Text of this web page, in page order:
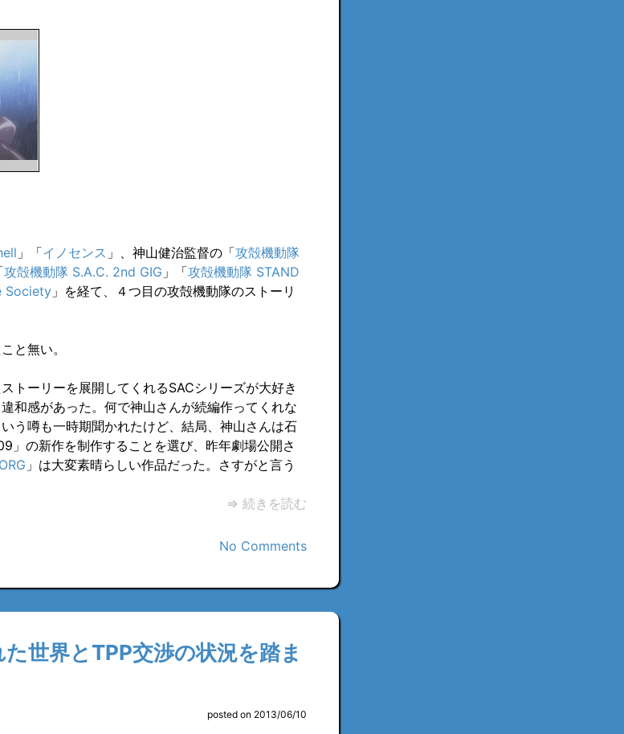
」「イノセンス 」、神山健治監督の「攻殻機動隊
攻殻機動隊 S.A.C. 2nd GIG 」「攻殻機動隊 STAND
Society 」を経て、４つ目の攻殻機動隊のストーリ
と無い。
トーリーを展開してくれるSACシリーズが大好き
和感があった。何で神山さんが続編作ってくれな
う噂も一時期聞かれたけど、結局、神山さんは石
」の新作を制作することを選び、昨年劇場公開さ
」は大変素晴らしい作品だった。さすがと言う
⇒ 続きを読む
No Comments
世界とTPP交渉の状況を踏ま
posted on 2013/06/10